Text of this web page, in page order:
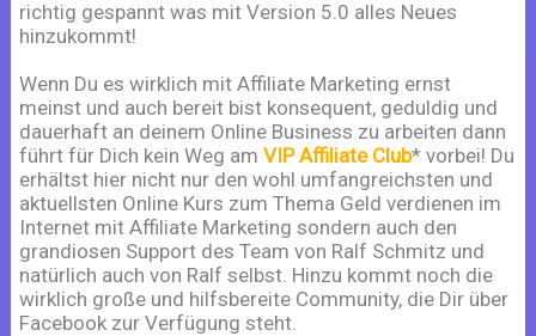
richtig gespannt was mit Version 5.0 alles Neues
hinzukommt!
Wenn Du es wirklich mit Affiliate Marketing ernst
meinst und auch bereit bist konsequent, geduldig und
dauerhaft an deinem Online Business zu arbeiten dann
führt für Dich kein Weg amVIP Affiliate Club* vorbei! Du
erhältst hier nicht nur den wohl umfangreichsten und
aktuellsten Online Kurs zum Thema Geld verdienen im
Internet mit Affiliate Marketing sondern auch den
grandiosen Support des Team von Ralf Schmitz und
natürlich auch von Ralf selbst. Hinzu kommt noch die
wirklich große und hilfsbereite Community, die Dir über
Facebook zur Verfügung steht.